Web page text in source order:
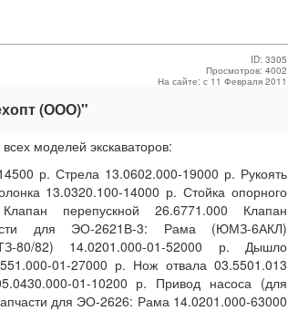
ID: 3305
Просмотров: 4002
На сайте: с 11 Февраля 2011
(ООО)"
моделей экскаваторов:
р. Стрела 13.0602.000-19000 р. Рукоять
13.0320.100-14000 р. Стойка опорного
перепускной 26.6771.000 Клапан
для ЭО-2621В-3: Рама (ЮМЗ-6АКЛ)
80/82) 14.0201.000-01-52000 р. Дышло
01-27000 р. Нож отвала 03.5501.013
01-10200 р. Привод насоса (для
для ЭО-2626: Рама 14.0201.000-63000